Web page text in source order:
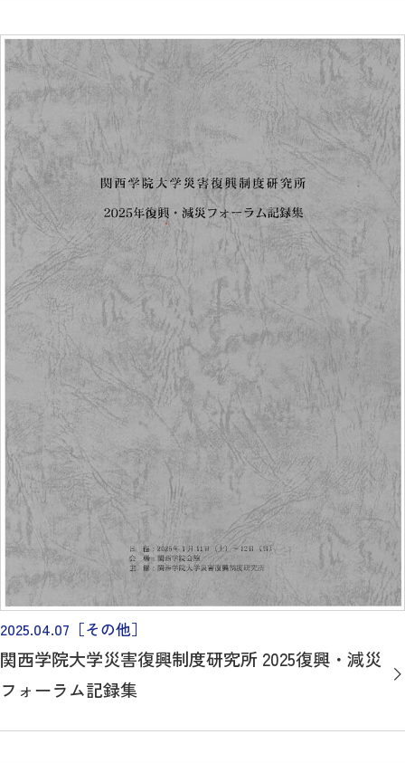
2025.04.07 ［その他］
関西学院大学災害復興制度研究所 2025復興・減災
フォーラム記録集